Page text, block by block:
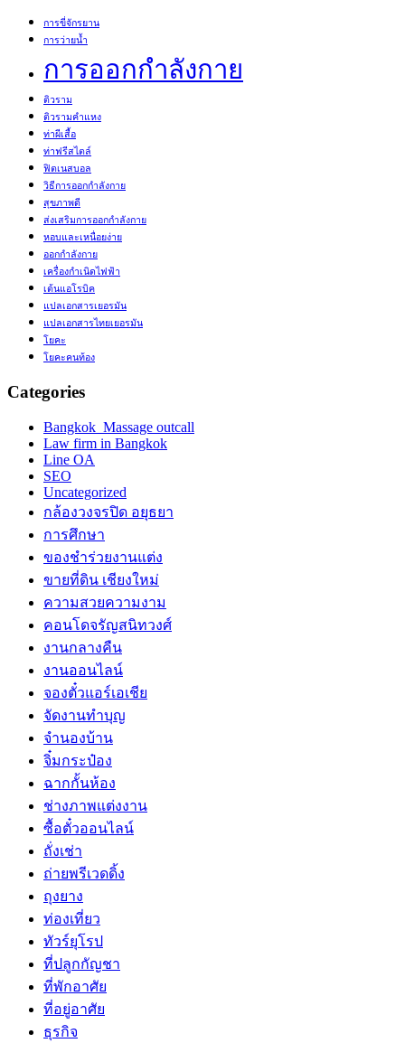
การขี่จักรยาน
การว่ายน้ำ
การออกกำลังกาย
ติวราม
ติวรามคำแหง
ท่าผีเสื้อ
ท่าฟรีสไตล์
ฟิตเนสบอล
วิธีการออกกำลังกาย
สุขภาพดี
ส่งเสริมการออกกำลังกาย
หอบและเหนื่อยง่าย
ออกกำลังกาย
เครื่องกำเนิดไฟฟ้า
เต้นแอโรบิค
แปลเอกสารเยอรมัน
แปลเอกสารไทยเยอรมัน
โยคะ
โยคะคนท้อง
Categories
Bangkok Massage outcall
Law firm in Bangkok
Line OA
SEO
Uncategorized
กล้องวงจรปิด อยุธยา
การศึกษา
ของชำร่วยงานแต่ง
ขายที่ดิน เชียงใหม่
ความสวยความงาม
คอนโดจรัญสนิทวงศ์
งานกลางคืน
งานออนไลน์
จองตั๋วแอร์เอเชีย
จัดงานทำบุญ
จำนองบ้าน
จิ๋มกระป๋อง
ฉากกั้นห้อง
ช่างภาพแต่งงาน
ซื้อตั๋วออนไลน์
ถั่งเช่า
ถ่ายพรีเวดดิ้ง
ถุงยาง
ท่องเที่ยว
ทัวร์ยุโรป
ที่ปลูกกัญชา
ที่พักอาศัย
ที่อยู่อาศัย
ธุรกิจ